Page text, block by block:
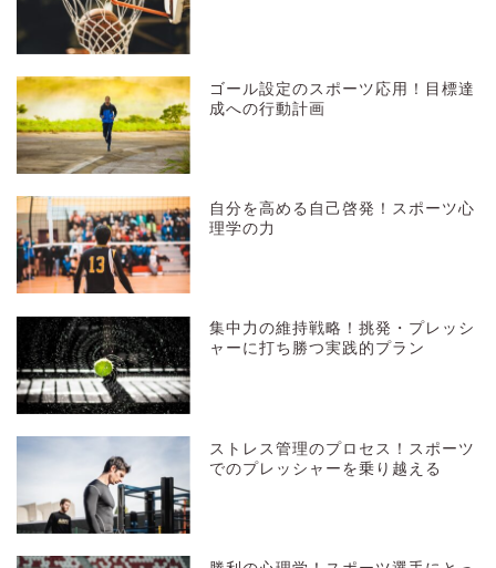
ゴール設定のスポーツ応用！目標達
成への行動計画
自分を高める自己啓発！スポーツ心
理学の力
集中力の維持戦略！挑発・プレッシ
ャーに打ち勝つ実践的プラン
ストレス管理のプロセス！スポーツ
でのプレッシャーを乗り越える